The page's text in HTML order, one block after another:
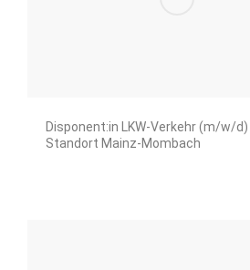
Disponent:in LKW-Verkehr (m/w/
Standort Mainz-Mombach